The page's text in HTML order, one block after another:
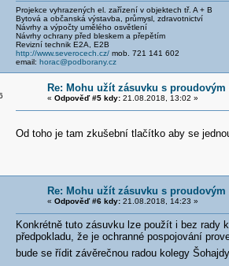
Projekce vyhrazených el. zařízení v objektech tř. A + B
Bytová a občanská výstavba, průmysl, zdravotnictví
Návrhy a výpočty umělého osvětlení
Návrhy ochrany před bleskem a přepětím
Revizní technik E2A, E2B
http://www.severocech.cz/mob. 721 141 602
email: horac@podborany.cz
Re: Mohu užít zásuvku s
« Odpověď #5 kdy:21.08.2018, 13:02 »
Od toho je tam zkušební tlačítko aby se
Re: Mohu užít zásuvku s
« Odpověď #6 kdy:21.08.2018, 14:23 »
Konkrétně tuto zásuvku lze použít i bez rady
předpokladu, že je ochranné pospojování
bude se řídit závěrečnou radou kolegy